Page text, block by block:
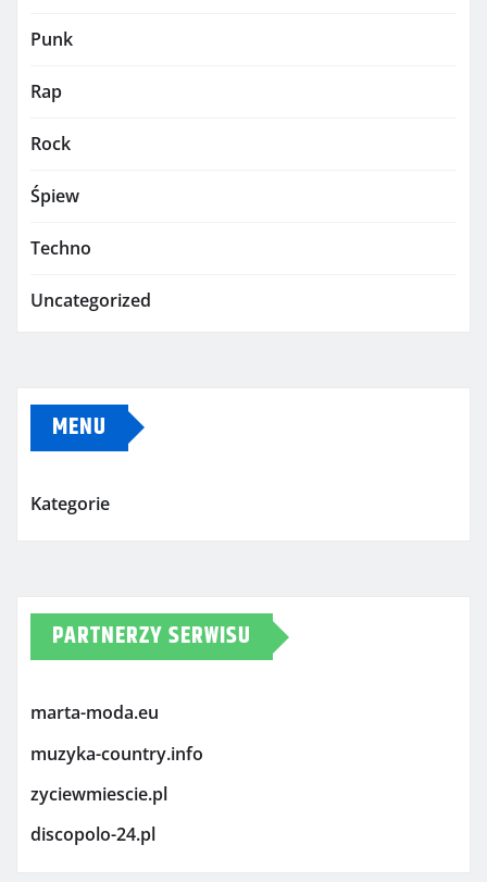
Punk
Rap
Rock
Śpiew
Techno
Uncategorized
MENU
Kategorie
PARTNERZY SERWISU
marta-moda.eu
muzyka-country.info
zyciewmiescie.pl
discopolo-24.pl